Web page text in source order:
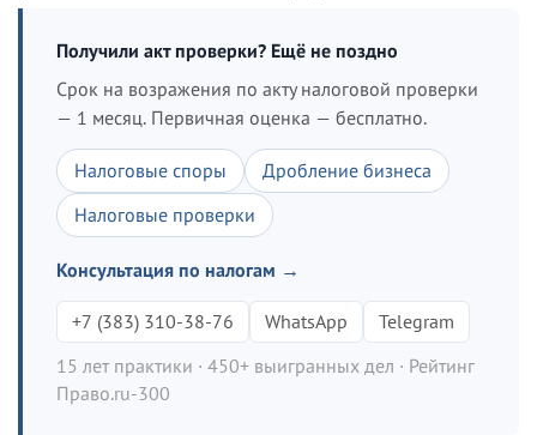
Получили акт проверки? Ещё не поздно
Срок на возражения по акту налоговой проверки
— 1 месяц. Первичная оценка — бесплатно.
Налоговые споры
Дробление бизнеса
Налоговые проверки
Консультация по налогам →
+7 (383) 310-38-76 WhatsApp
Telegram
15 лет практики · 450+ выигранных дел · Рейтинг
Право.ru-300